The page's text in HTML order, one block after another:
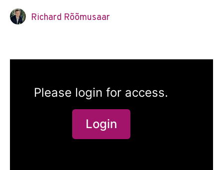
Richard Rõõmusaar
Please login for access.
Login